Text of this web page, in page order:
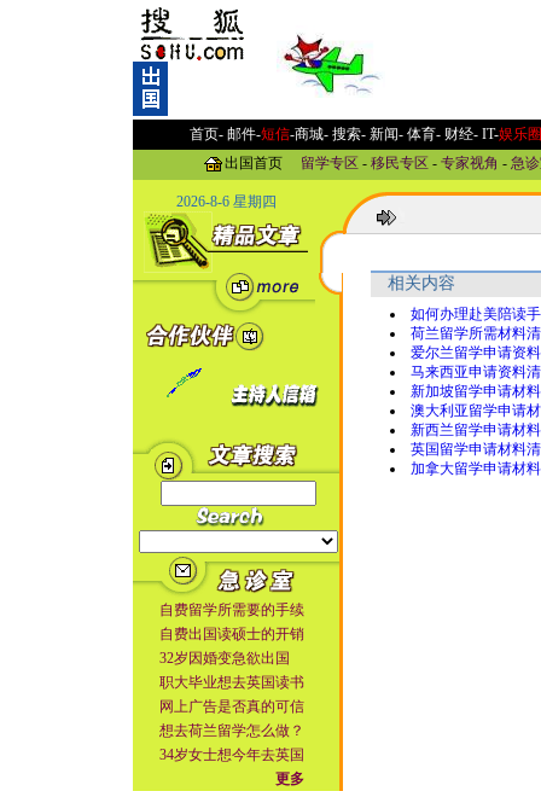
首页- 邮件-短信-商城- 搜索-新闻- 体育-财经- IT-娱乐圈
出国首页
留学专区- 移民专区- 专家视角 - 急
2026-8-6 星期四
自费留学所需要的手续
自费出国读硕士的开销
32岁因婚变急欲出国
职大毕业想去英国读书
网上广告是否真的可信
想去荷兰留学怎么做？
34岁女士想今年去英国
更多
相关内容
如何办理赴美陪读
荷兰留学所需材料
爱尔兰留学申请资
马来西亚申请资料
新加坡留学申请材
澳大利亚留学申请
新西兰留学申请材
英国留学申请材料
加拿大留学申请材